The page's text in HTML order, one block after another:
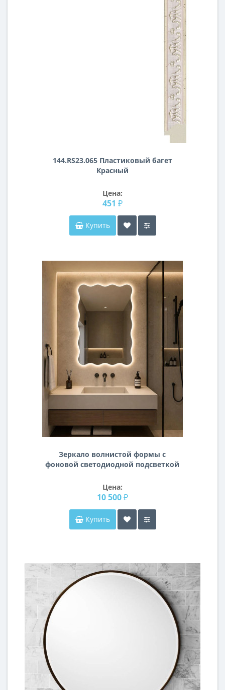
144.RS23.065 Пластиковый багет
Красный
Цена:
451 ₽
Купить
Зеркало волнистой формы с
фоновой светодиодной подсветкой
Цена:
10 500 ₽
Купить